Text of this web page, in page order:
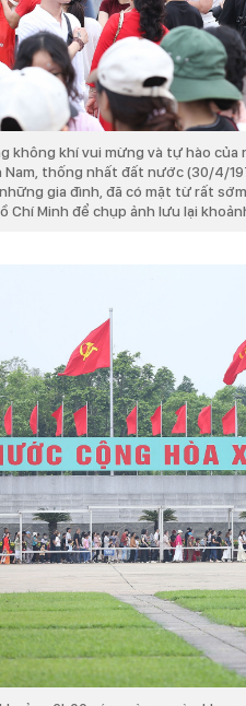
không khí vui mừng và tự hào của
Nam, thống nhất đất nước (30/4/
gia đình, đã có mặt từ rất
Chí Minh để chụp ảnh lưu lại